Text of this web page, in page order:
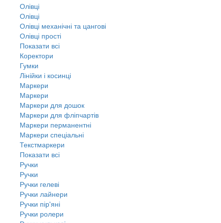
Олівці
Олівці
Олівці механічні та цангові
Олівці прості
Показати всі
Коректори
Гумки
Лінійки і косинці
Маркери
Маркери
Маркери для дошок
Маркери для фліпчартів
Маркери перманентні
Маркери спеціальні
Текстмаркери
Показати всі
Ручки
Ручки
Ручки гелеві
Ручки лайнери
Ручки пір'яні
Ручки ролери